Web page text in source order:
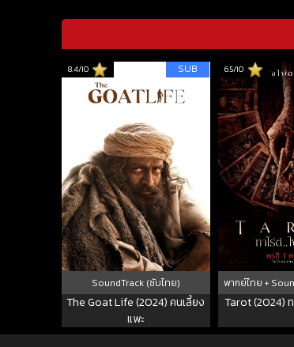
8.4/10 SUB
SoundTrack (ซับไทย)
The Goat Life (2024) คนเลี้ยง
แพะ
6.5/10
พากย์ไทย +
Tarot (2024)